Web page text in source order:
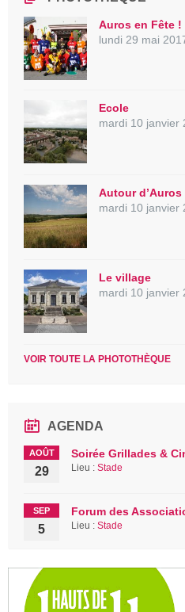
Auros en Fête !
lundi 29 mai
Ecole
mardi 10 janvier
Autour d’Auros
mardi 10 janvier
Le village
mardi 10 janvier
VOIR TOUTE LA PHOTOTHÈQUE
AGENDA
AOÛT
29
Soirée Grillades &
Lieu : Stade
SEP
5
Forum des
Lieu : Stade